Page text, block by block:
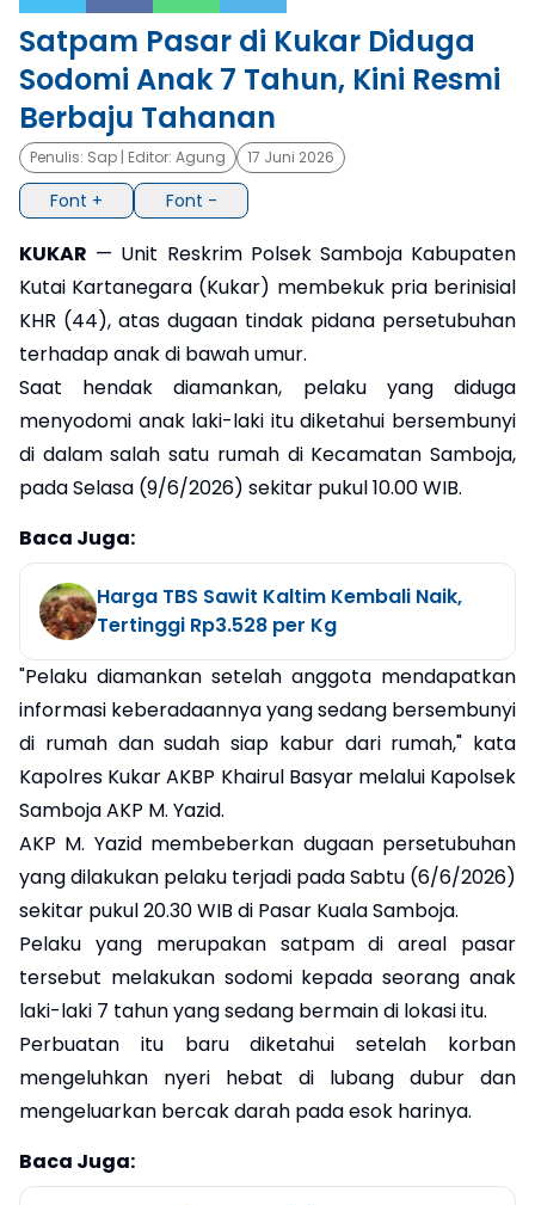
×
Satpam Pasar di Kukar Diduga
Sodomi Anak 7 Tahun, Kini Resmi
Berbaju Tahanan
Penulis: Sap | Editor: Agung 17 Juni 2026
Font + Font -
KUKAR — Unit Reskrim Polsek Samboja Kabupaten
Kutai Kartanegara (Kukar) membekuk pria berinisial
KHR (44), atas dugaan tindak pidana persetubuhan
terhadap anak di bawah umur.
Saat hendak diamankan, pelaku yang diduga
menyodomi anak laki-laki itu diketahui bersembunyi
di dalam salah satu rumah di Kecamatan Samboja,
pada Selasa (9/6/2026) sekitar pukul 10.00 WIB.
Baca Juga:
Harga TBS Sawit Kaltim Kembali Naik,
Tertinggi Rp3.528 per Kg
"Pelaku diamankan setelah anggota mendapatkan
informasi keberadaannya yang sedang bersembunyi
di rumah dan sudah siap kabur dari rumah," kata
Kapolres Kukar AKBP Khairul Basyar melalui Kapolsek
Samboja AKP M. Yazid.
AKP M. Yazid membeberkan dugaan persetubuhan
yang dilakukan pelaku terjadi pada Sabtu (6/6/2026)
sekitar pukul 20.30 WIB di Pasar Kuala Samboja.
Pelaku yang merupakan satpam di areal pasar
tersebut melakukan sodomi kepada seorang anak
laki-laki 7 tahun yang sedang bermain di lokasi itu.
Perbuatan itu baru diketahui setelah korban
mengeluhkan nyeri hebat di lubang dubur dan
mengeluarkan bercak darah pada esok harinya.
Baca Juga: